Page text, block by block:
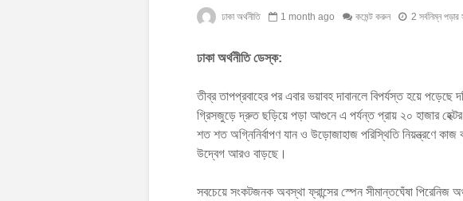
ঢাকা অর্থনীতি 1 month ago কমেন্ট করুন 2 সর্বনিম্ন
ঢাকা অর্থনীতি ডেস্ক:
তীব্র তাপপ্রবাহের পর এবার ভয়াবহ দাবানলে বিপর্যস্ত হয়ে
গ্রিসজুড়ে দ্রুত ছড়িয়ে পড়া আগুনে এ পর্যন্ত প্রায় ২০ হাজার
শত শত অগ্নিনির্বাপণ যান ও উড়োজাহাজ পরিস্থিতি নিয়ন্ত্রণে
উদ্বেগ আরও বাড়ছে।
সবচেয়ে সংকটজনক অবস্থা ফ্রান্সের স্পেন সীমান্তঘেঁষা পিরেনিজ